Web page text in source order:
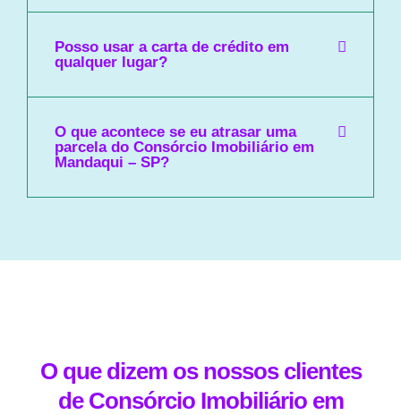
Posso usar a carta de crédito em
qualquer lugar?
O que acontece se eu atrasar uma
parcela do Consórcio Imobiliário em
Mandaqui – SP?
O que dizem os nossos clientes
de Consórcio Imobiliário em